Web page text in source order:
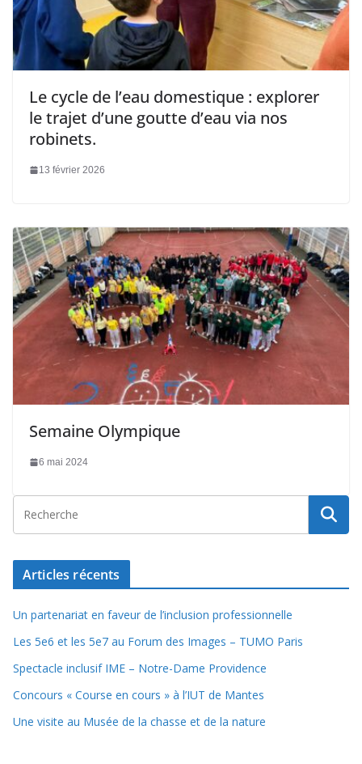
Le cycle de l’eau domestique : explorer
le trajet d’une goutte d’eau via nos
robinets.
13 février 2026
Semaine Olympique
6 mai 2024
Articles récents
Un partenariat en faveur de l’inclusion professionnelle
Les 5e6 et les 5e7 au Forum des Images – TUMO Paris
Spectacle inclusif IME – Notre-Dame Providence
Concours « Course en cours » à l’IUT de Mantes
Une visite au Musée de la chasse et de la nature